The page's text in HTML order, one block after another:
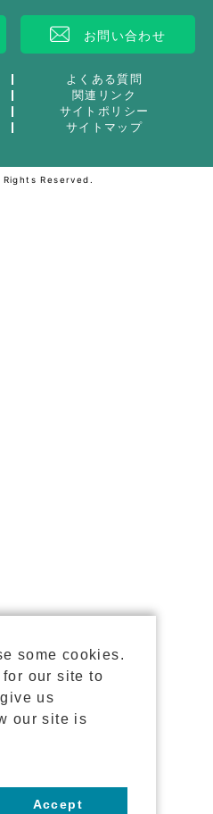
お問い合わせ
よくある質問
関連リンク
サイトポリシー
サイトマップ
Reserved.
some cookies.
our site to
us
our site is
Accept